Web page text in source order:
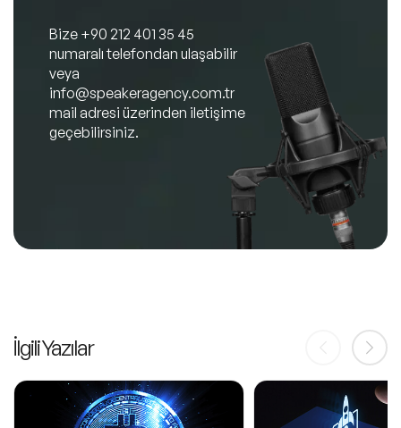
Bize +90 212 401 35 45
numaralı telefondan ulaşabilir
veya
info@speakeragency.com.tr
mail adresi üzerinden iletişime
geçebilirsiniz.
İlgili Yazılar